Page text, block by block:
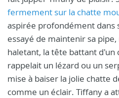
fermement sur la chatte
aspirée profondément dans
essayé de maintenir sa
haletant, la tête battant d'un
rappelait un lézard ou un
mise à baiser la jolie chatte
comme un éclair. Tiffany a